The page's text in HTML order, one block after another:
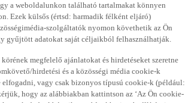
a weboldalunkon található tartalmakat könnyen
Ezek külsős (értsd: harmadik félként eljáró)
szolgáltatók nyomon követhetik az Ön
gyűjtött adatokat saját céljaikból felhasználhatják.
megfelelő ajánlatokat és hirdetéseket szeretne
hirdetési és a közösségi média cookie-k
elfogadni, vagy csak bizonyos típusú cookie-k (például:
hogy az alábbiakban kattintson az ‘Az Ön cookie-